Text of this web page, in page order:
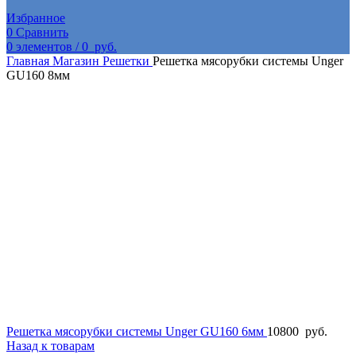
Избранное
0 Сравнить
0 элементов / 0 руб.
Главная Магазин Решетки Решетка мясорубки системы Unger
GU160 8мм
Решетка мясорубки системы Unger GU160 6мм 10800 руб.
Назад к товарам